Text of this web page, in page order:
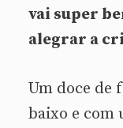
vai super
alegrar a
Um doce de
baixo e com